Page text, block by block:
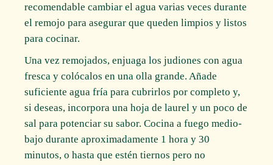
recomendable cambiar el agua varias veces durante
el remojo para asegurar que queden limpios y listos
para cocinar.
Una vez remojados, enjuaga los judiones con agua
fresca y colócalos en una olla grande. Añade
suficiente agua fría para cubrirlos por completo y,
si deseas, incorpora una hoja de laurel y un poco de
sal para potenciar su sabor. Cocina a fuego medio-
bajo durante aproximadamente 1 hora y 30
minutos, o hasta que estén tiernos pero no